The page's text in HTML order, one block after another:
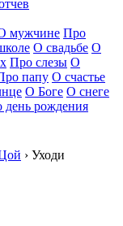
мужчине Про
О свадьбе О
Про слезы О
папу О счастье
О Боге О снеге
день рождения
› Уходи